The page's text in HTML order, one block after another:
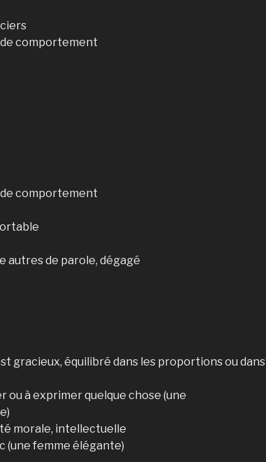
comportement
comportement
autres de parole, dégagé
gracieux, équilibré dans les proportions ou dans
ou à exprimer quelque chose (une
morale, intellectuelle
(une femme élégante)